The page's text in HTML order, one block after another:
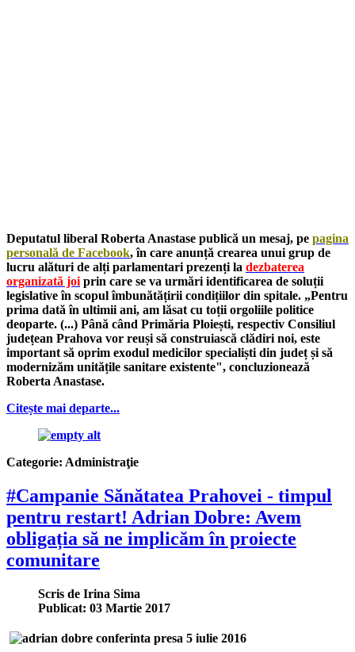
Deputatul liberal Roberta Anastase publică un mesaj, pe pagina
personală de Facebook, în care anunță crearea unui grup de
lucru alături de alți parlamentari prezenți la dezbaterea
organizată joiprin care se va urmări identificarea de soluții
legislative în scopul îmbunătățirii condițiilor din spitale. „Pentru
prima dată în ultimii ani, am lăsat cu toții orgoliile politice
deoparte. (...) Până când Primăria Ploiești, respectiv Consiliul
județean Prahova vor reuși să construiască clădiri noi, este
important să oprim exodul medicilor specialiști din județ și să
modernizăm unitățile sanitare existente", concluzionează
Roberta Anastase.
Citește mai departe...
Categorie: Administraţie
#Campanie Sănătatea Prahovei - timpul
pentru restart! Adrian Dobre: Avem
obligația să ne implicăm în proiecte
comunitare
Scris de Irina Sima
Publicat: 03 Martie 2017